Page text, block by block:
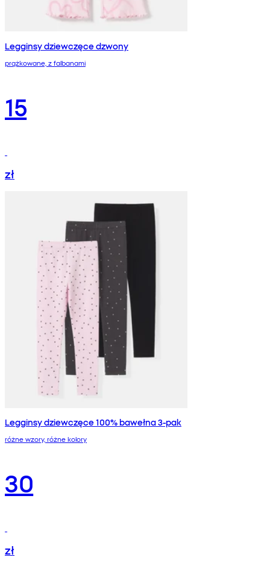
Legginsy dziewczęce dzwony
prążkowane, z falbanami
15
zł
Legginsy dziewczęce 100% bawełna 3-pak
różne wzory, różne kolory
30
zł